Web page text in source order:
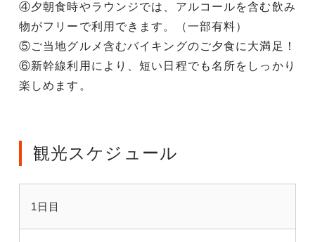
④夕朝食時やラウンジでは、アルコールを含む飲み
物がフリーで利用できます。（一部有料）
⑤ご当地グルメ含むバイキングのご夕食に大満足！
⑥新幹線利用により、短い日程でも名所をしっかり
楽しめます。
観光スケジュール
1日目